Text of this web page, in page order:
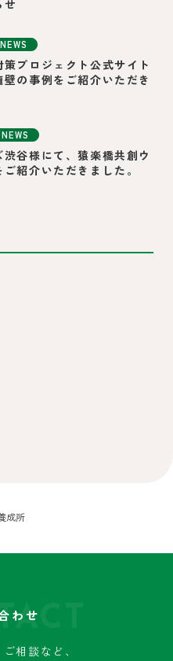
せ
NEWS
プロジェクト公式サイト
壁の事例をご紹介いただき
NEWS
谷様にて、猿楽橋共創ウ
紹介いただきました。
成所
わせ
相談など、